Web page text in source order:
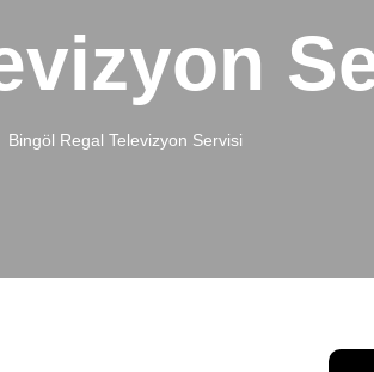
Bingöl Regal Televizyon Servisi